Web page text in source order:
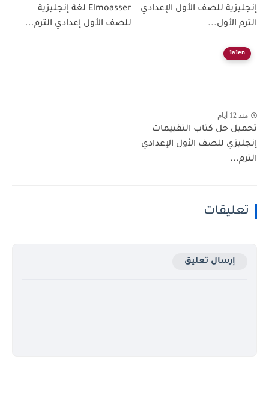
إنجليزية للصف الأول الإعدادي
الترم الأول...
Elmoasser لغة إنجليزية
للصف الأول إعدادي الترم...
1a1en
منذ 12 أيام
تحميل حل كتاب التقييمات
إنجليزي للصف الأول الإعدادي
الترم...
تعليقات
إرسال تعليق